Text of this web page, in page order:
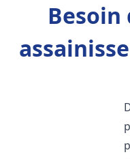
Besoin